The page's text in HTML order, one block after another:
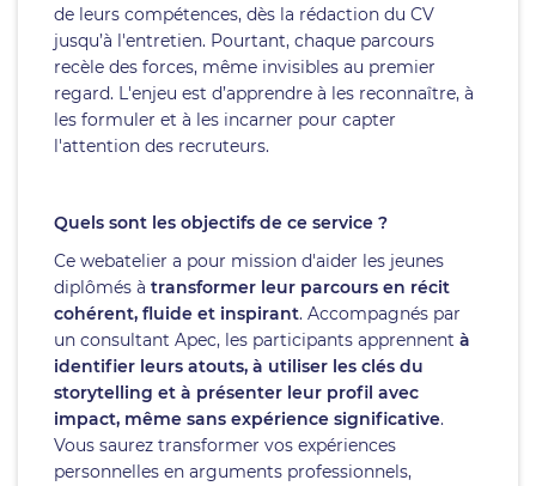
de leurs compétences, dès la rédaction du CV
jusqu’à l'entretien. Pourtant, chaque parcours
recèle des forces, même invisibles au premier
regard. L'enjeu est d’apprendre à les reconnaître, à
les formuler et à les incarner pour capter
l'attention des recruteurs.
Quels sont les objectifs de ce service ?
Ce webatelier a pour mission d'aider les jeunes
diplômés à transformer leur parcours en récit
cohérent, fluide et inspirant. Accompagnés par
un consultant Apec, les participants apprennent à
identifier leurs atouts, à utiliser les clés du
storytelling et à présenter leur profil avec
impact, même sans expérience significative.
Vous saurez transformer vos expériences
personnelles en arguments professionnels,